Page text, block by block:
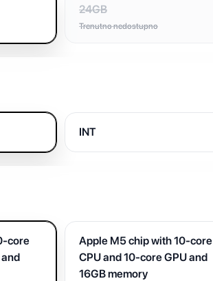
24GB
Trenutno nedostupno
INT
core
Apple M5 chip with 10-core
CPU and 10-core GPU and
16GB memory